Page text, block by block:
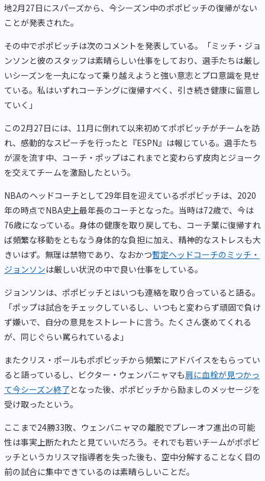
地2月27日にスパーズから、今シーズン中のポポビッチの復帰がない
ことが発表された。
その中でポポビッチは次のコメントを発表している。「ミッチ・ジョ
ンソンと彼のスタッフは素晴らしい仕事をしており、選手たちは厳し
いシーズンを一丸になって乗り越えようと強い意志とプロ意識を見せ
ている。私はいずれコーチングに復帰すべく、引き続き健康に留意し
ていく」
この2月27日には、11月に倒れて以来初めてポポビッチがチームを訪
れ、感動的なスピーチを行ったと『ESPN』は報じている。選手たち
が涙を流す中、コーチ・ポップはこれまでと変わらず皮肉とジョーク
を交えてチームを激励したという。
NBAのヘッドコーチとして29年目を迎えているポポビッチは、2020
年の時点でNBA史上最年長のコーチとなった。当時は72歳で、今は
76歳になっている。身体の健康を取り戻しても、コーチ業に復帰すれ
ば頻繁な移動をともなう身体的な負担に加え、精神的なストレスも大
きいはず。無理は禁物であり、なおかつ暫定ヘッドコーチのミッチ・
ジョンソンは厳しい状況の中で良い仕事をしている。
ジョンソンは、ポポビッチとはいつも連絡を取り合っていると語る。
「ポップは試合をチェックしているし、いつもと変わらず頑固で負け
ず嫌いで、自分の意見をストレートに言う。たくさん褒めてくれる
が、同じぐらい罵られているよ」
またクリス・ポールもポポビッチから頻繁にアドバイスをもらってい
ると語っているし、ビクター・ウェンバニャマも肩に血栓が見つかっ
て今シーズン終了となった後、ポポビッチから励ましのメッセージを
受け取ったという。
ここまで24勝33敗、ウェンバニャマの離脱でプレーオフ進出の可能
性は事実上断たれたと見ていいだろう。それでも若いチームがポポビ
ッチというカリスマ指導者を失った後も、空中分解することなく目の
前の試合に集中できているのは素晴らしいことだ。